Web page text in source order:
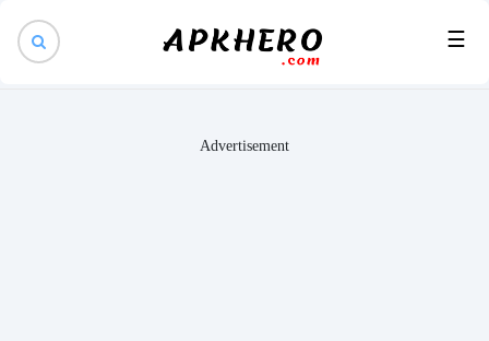
×
☰
Advertisement